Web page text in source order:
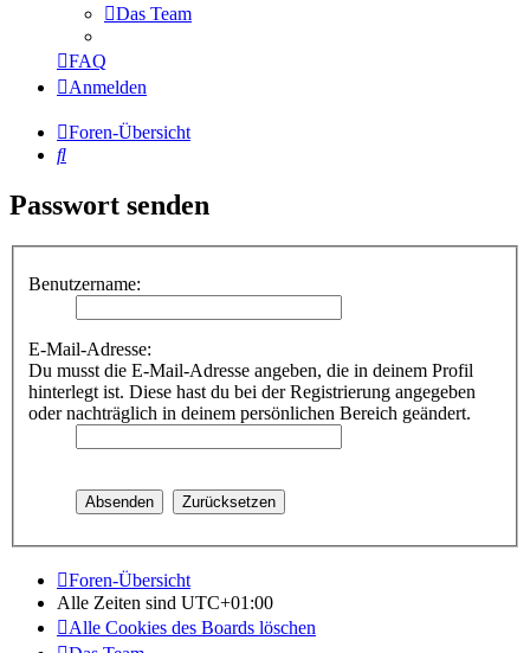
Das Team
FAQ
Anmelden
Foren-Übersicht
Suche
Passwort senden
Benutzername:
E-Mail-Adresse:
Du musst die E-Mail-Adresse angeben, die in deinem Profil
hinterlegt ist. Diese hast du bei der Registrierung angegeben
oder nachträglich in deinem persönlichen Bereich geändert.
Foren-Übersicht
Alle Zeiten sind UTC+01:00
Alle Cookies des Boards löschen